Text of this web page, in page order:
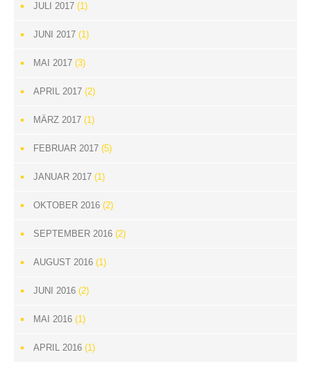
JULI 2017 (1)
JUNI 2017 (1)
MAI 2017 (3)
APRIL 2017 (2)
MÄRZ 2017 (1)
FEBRUAR 2017 (5)
JANUAR 2017 (1)
OKTOBER 2016 (2)
SEPTEMBER 2016 (2)
AUGUST 2016 (1)
JUNI 2016 (2)
MAI 2016 (1)
APRIL 2016 (1)